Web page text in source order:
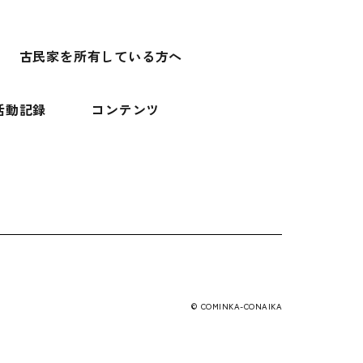
古民家を所有している方へ
動記録 コンテンツ
© COMINKA-CONAIKA